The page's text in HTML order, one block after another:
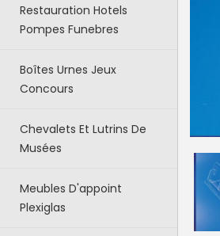
Restauration Hotels
Pompes Funebres
Boîtes Urnes Jeux
Concours
Chevalets Et Lutrins De
Musées
Meubles D'appoint
Plexiglas